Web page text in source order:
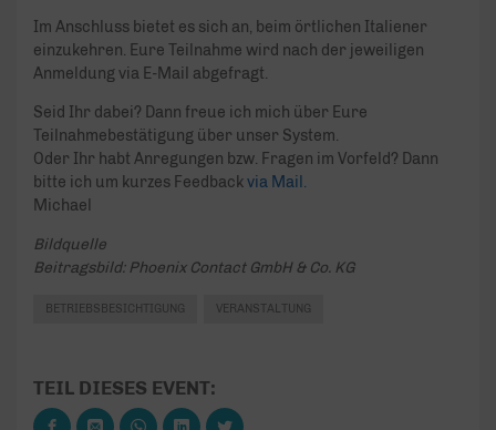
Im Anschluss bietet es sich an, beim örtlichen Italiener
einzukehren. Eure Teilnahme wird nach der jeweiligen
Anmeldung via E-Mail abgefragt.
Seid Ihr dabei? Dann freue ich mich über Eure
Teilnahmebestätigung über unser System.
Oder Ihr habt Anregungen bzw. Fragen im Vorfeld? Dann
bitte ich um kurzes Feedbackvia Mail.
Michael
Bildquelle
Beitragsbild: Phoenix Contact GmbH & Co. KG
BETRIEBSBESICHTIGUNG VERANSTALTUNG
TEIL DIESES EVENT: